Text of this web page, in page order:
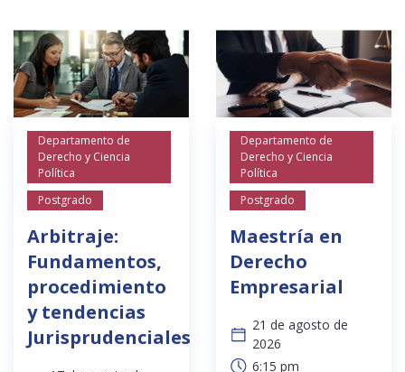
Departamento de
Derecho y Ciencia
Política
Postgrado
Arbitraje:
Fundamentos,
procedimiento
y tendencias
Jurisprudenciales
Departamento de
Derecho y Ciencia
Política
Postgrado
Maestría en
Derecho
Empresarial
21 de agosto de
2026
6:15 pm